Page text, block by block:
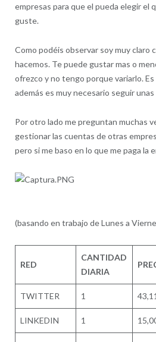
empresas para que el pueda elegir el
guste.
Como podéis observar soy muy claro
hacemos. Te puede gustar mas o
ofrezco y no tengo porque variarlo.
además es muy necesario seguir
Por otro lado me preguntan muchas
gestionar las cuentas de otras
pero si me baso en lo que me paga la
(basando en trabajo de Lunes a
RED
CANTIDAD
DIARIA
TWITTER 1 43,11
LINKEDIN 1